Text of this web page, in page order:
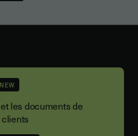
NEW
les documents de